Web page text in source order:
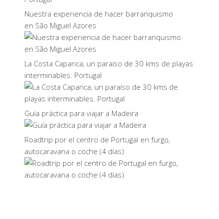
Nuestra experiencia de hacer barranquismo
en São Miguel Azores
La Costa Caparica, un paraíso de 30 kms de playas
interminables. Portugal
Guía práctica para viajar a Madeira
Roadtrip por el centro de Portugal en furgo,
autocaravana o coche (4 días)